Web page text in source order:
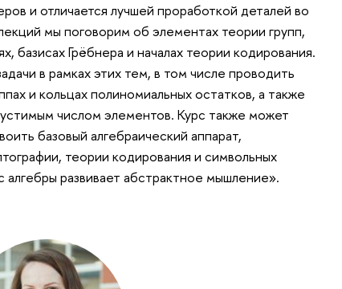
и отличается лучшей проработкой деталей во
мы поговорим об элементах теории групп,
базисах Грёбнера и началах теории кодирования.
в рамках этих тем, в том числе проводить
и кольцах полиномиальных остатков, а также
числом элементов. Курс также может
базовый алгебраический аппарат,
теории кодирования и символьных
развивает абстрактное мышление».